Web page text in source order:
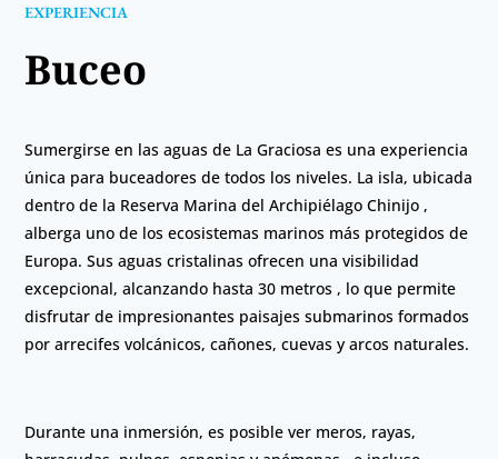
EXPERIENCIA
Buceo
Sumergirse en las aguas de La Graciosa es una experiencia
única para buceadores de todos los niveles. La isla, ubicada
dentro de la Reserva Marina del Archipiélago Chinijo ,
alberga uno de los ecosistemas marinos más protegidos de
Europa. Sus aguas cristalinas ofrecen una visibilidad
excepcional, alcanzando hasta 30 metros , lo que permite
disfrutar de impresionantes paisajes submarinos formados
por arrecifes volcánicos, cañones, cuevas y arcos naturales.
Durante una inmersión, es posible ver meros, rayas,